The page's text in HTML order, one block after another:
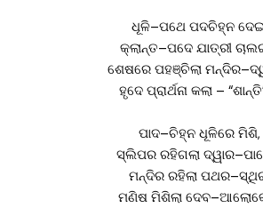
ଧୂଳି–ପଥେ ପଦଚିହ୍ନ
କ୍ଲାନ୍ତ–ପଦେ ଯାତ୍ରୀ
ଶେଷରେ ପହଞ୍ଚିଲା
ହୃଦେ ପ୍ରାର୍ଥନା କଲା –
ପାଦ–ଚିହ୍ନ ଧୂଳିରେ ମିଶି,
ସ୍ଲିପର ରହିଗଲା
ମନ୍ଦିର ରହିଲା
ମଣିଷ ମିଶିଲା